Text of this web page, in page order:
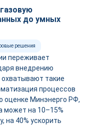
до умных
решения
переживает
внедрению
такие
процессов
оценке Минэнерго РФ,
может на 10–15%
на 40% ускорить